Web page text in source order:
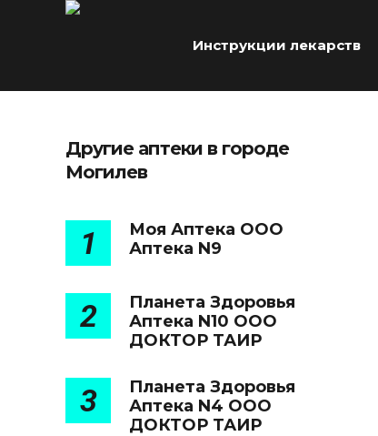
Инструкции лекарств
Другие аптеки в городе
Могилев
1
Моя Аптека ООО
Аптека N9
2
Планета Здоровья
Аптека N10 ООО
ДОКТОР ТАИР
3
Планета Здоровья
Аптека N4 ООО
ДОКТОР ТАИР